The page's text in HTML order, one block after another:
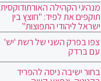
מנהיגי הקהילה האורתודוקסית
תוקפים את לפיד: "חוצץ בין
ישראל ליהודי התפוצות"
צפו בפרק השני של רשת 'יש'
עם ברדק
בחור ישיבה ניסה להפריד